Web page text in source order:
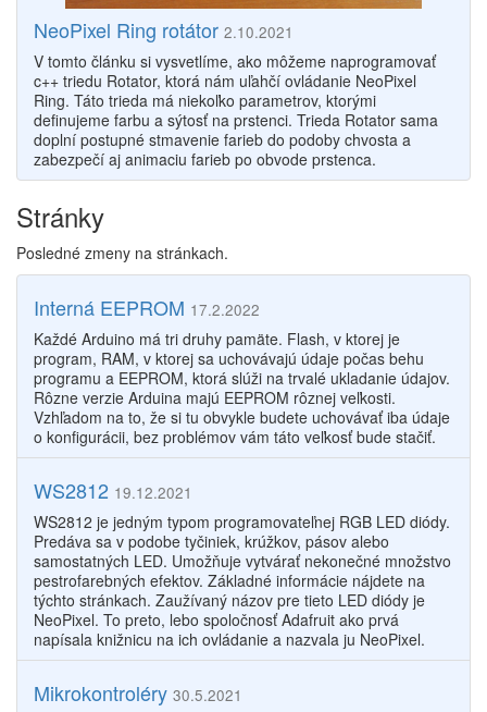
NeoPixel Ring rotátor 2.10.2021
V tomto článku si vysvetlíme, ako môžeme naprogramovať
c++ triedu Rotator, ktorá nám uľahčí ovládanie NeoPixel
Ring. Táto trieda má niekoľko parametrov, ktorými
definujeme farbu a sýtosť na prstenci. Trieda Rotator sama
doplní postupné stmavenie farieb do podoby chvosta a
zabezpečí aj animaciu farieb po obvode prstenca.
Stránky
Posledné zmeny na stránkach.
Interná EEPROM 17.2.2022
Každé Arduino má tri druhy pamäte. Flash, v ktorej je
program, RAM, v ktorej sa uchovávajú údaje počas behu
programu a EEPROM, ktorá slúži na trvalé ukladanie údajov.
Rôzne verzie Arduina majú EEPROM rôznej veľkosti.
Vzhľadom na to, že si tu obvykle budete uchovávať iba údaje
o konfigurácii, bez problémov vám táto veľkosť bude stačiť.
WS2812 19.12.2021
WS2812 je jedným typom programovateľnej RGB LED diódy.
Predáva sa v podobe tyčiniek, krúžkov, pásov alebo
samostatných LED. Umožňuje vytvárať nekonečné množstvo
pestrofarebných efektov. Základné informácie nájdete na
týchto stránkach. Zaužívaný názov pre tieto LED diódy je
NeoPixel. To preto, lebo spoločnosť Adafruit ako prvá
napísala knižnicu na ich ovládanie a nazvala ju NeoPixel.
Mikrokontroléry 30.5.2021